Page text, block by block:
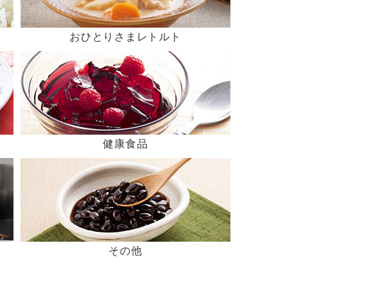
おひとりさまレトルト
健康食品
その他